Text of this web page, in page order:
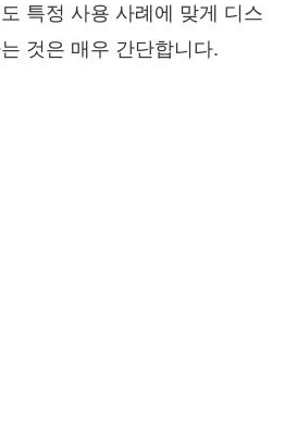
특정 사용 사례에 맞게 디스
것은 매우 간단합니다.